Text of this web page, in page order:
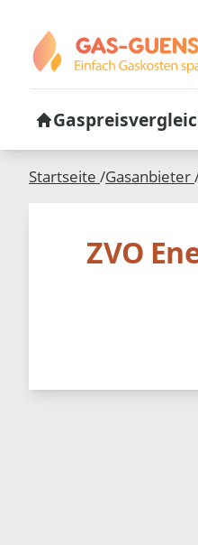
Startseite /Gasanbieter
ZVO